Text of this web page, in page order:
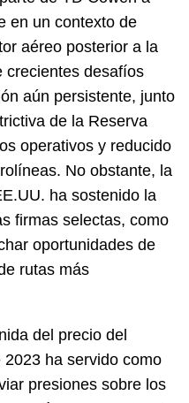
en un contexto de
aéreo posterior a la
crecientes desafíos
aún persistente, junto
de la Reserva
operativos y reducido
No obstante, la
ha sostenido la
firmas selectas, como
oportunidades de
rutas más
del precio del
ha servido como
presiones sobre los